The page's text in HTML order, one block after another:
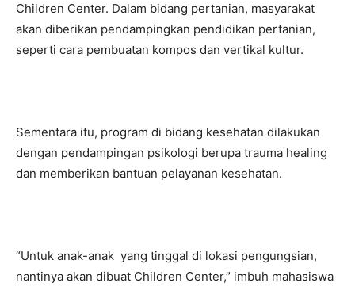
Children Center. Dalam bidang pertanian, masyarakat
akan diberikan pendampingkan pendidikan pertanian,
seperti cara pembuatan kompos dan vertikal kultur.
Sementara itu, program di bidang kesehatan dilakukan
dengan pendampingan psikologi berupa trauma healing
dan memberikan bantuan pelayanan kesehatan.
“Untuk anak-anak yang tinggal di lokasi pengungsian,
nantinya akan dibuat Children Center,” imbuh mahasiswa